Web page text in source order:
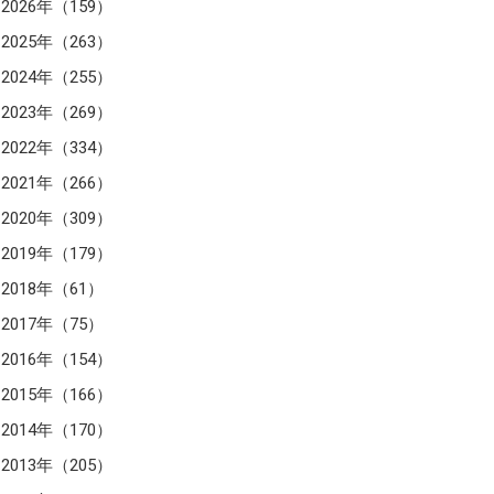
2026年（159）
2025年（263）
2024年（255）
2023年（269）
2022年（334）
2021年（266）
2020年（309）
2019年（179）
2018年（61）
2017年（75）
2016年（154）
2015年（166）
2014年（170）
2013年（205）